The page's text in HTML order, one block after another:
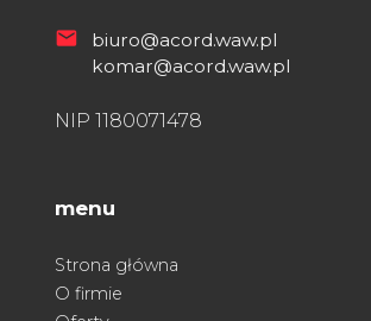
biuro@acord.waw.pl
komar@acord.waw.pl
NIP 1180071478
menu
Strona główna
O firmie